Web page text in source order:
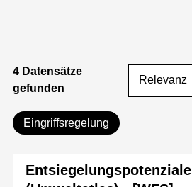
4 Datensätze
gefunden
Eingriffsregelung
Entsiegelungspotenziale